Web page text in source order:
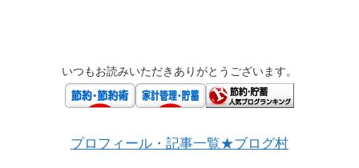
いつもお読みいただきありがとうございます。
プロフィール・記事一覧★ブログ村